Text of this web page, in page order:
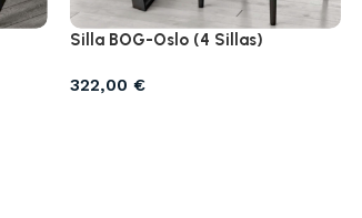
Silla BOG-Oslo (4 Sillas)
322,00 €